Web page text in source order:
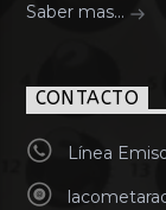
Saber mas...
CONTACTO
Línea